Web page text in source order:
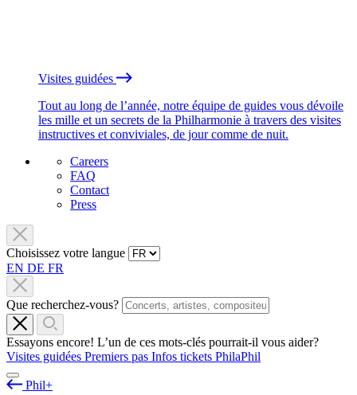
Visites guidées
Tout au long de l’année, notre équipe de guides vous dévoile
les mille et un secrets de la Philharmonie à travers des visites
instructives et conviviales, de jour comme de nuit.
Careers
FAQ
Contact
Press
Choisissez votre langue
EN DE FR
Que recherchez-vous?
Essayons encore! L’un de ces mots-clés pourrait-il vous aider?
Visites guidées Premiers pas Infos tickets PhilaPhil
Phil+